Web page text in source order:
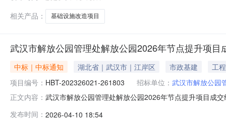
相关产品：
基础设施改造项目
武汉市解放公园管理处解放公园2026年节点提升项目
中标｜中标通知 湖北省｜武汉市｜江岸区 市政基建
工程
项目编号： HBT-202326021-261803 招标单位： 武汉市解放公园
正文内容： 武汉市解放公园管理处解放公园2026年节点提升项目成
合得分：92.17分工程类名称：解放公园2026年节点提
发布时间： 2026-04-10 18:54